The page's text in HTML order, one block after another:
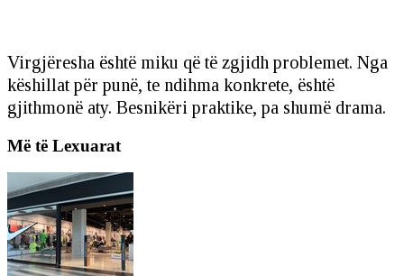
Virgjëresha është miku që të zgjidh problemet. Nga
këshillat për punë, te ndihma konkrete, është
gjithmonë aty. Besnikëri praktike, pa shumë drama.
Më të Lexuarat